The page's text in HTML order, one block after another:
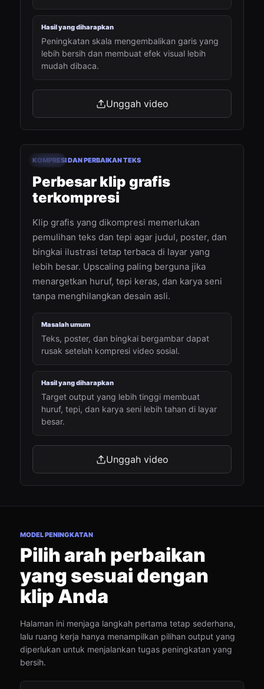
Hasil yang diharapkan
Peningkatan skala mengembalikan garis yang
lebih bersih dan membuat efek visual lebih
mudah dibaca.
Unggah video
Sebelum
KOMPRESI DAN PERBAIKAN TEKS
Perbesar klip grafis
terkompresi
Klip grafis yang dikompresi memerlukan
pemulihan teks dan tepi agar judul, poster, dan
bingkai ilustrasi tetap terbaca di layar yang
lebih besar. Upscaling paling berguna jika
menargetkan huruf, tepi keras, dan karya seni
tanpa menghilangkan desain asli.
Masalah umum
Teks, poster, dan bingkai bergambar dapat
rusak setelah kompresi video sosial.
Hasil yang diharapkan
Target output yang lebih tinggi membuat
huruf, tepi, dan karya seni lebih tahan di layar
besar.
Unggah video
MODEL PENINGKATAN
Pilih arah perbaikan
yang sesuai dengan
klip Anda
Halaman ini menjaga langkah pertama tetap sederhana,
lalu ruang kerja hanya menampilkan pilihan output yang
diperlukan untuk menjalankan tugas peningkatan yang
bersih.